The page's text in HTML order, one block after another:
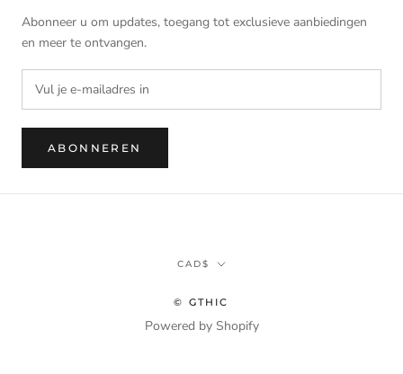
Abonneer u om updates, toegang tot exclusieve aanbiedingen
en meer te ontvangen.
ABONNEREN
Munteenheid
CAD$
© GTHIC
Powered by Shopify